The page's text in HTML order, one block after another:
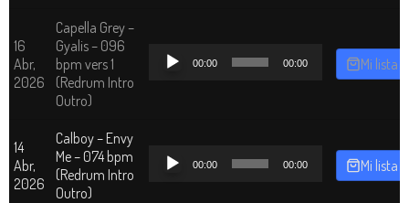
16
Abr,
2026
Capella Grey –
Gyalis – 096
bpm vers 1
(Redrum Intro
Outro)
Reproductor
00:00 00:00 Mi lista
14
Abr,
2026
Calboy – Envy
Me – 074 bpm
(Redrum Intro
Outro)
Reproductor
00:00 00:00 Mi lista